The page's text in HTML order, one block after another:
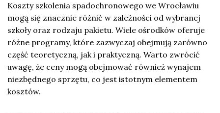
Koszty szkolenia spadochronowego we Wrocławiu
mogą się znacznie różnić w zależności od wybranej
szkoły oraz rodzaju pakietu. Wiele ośrodków oferuje
różne programy, które zazwyczaj obejmują zarówno
część teoretyczną, jak i praktyczną. Warto zwrócić
uwagę, że ceny mogą obejmować również wynajem
niezbędnego sprzętu, co jest istotnym elementem
kosztów.